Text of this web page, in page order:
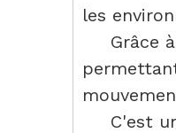
les
Grâce
C'est